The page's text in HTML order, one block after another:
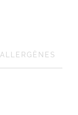
ALLERGÈNES